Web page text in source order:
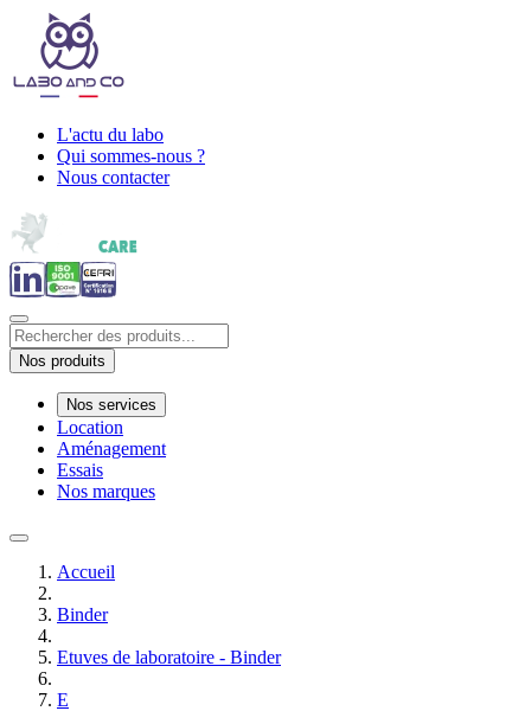
L'actu du labo
Qui sommes-nous ?
Nous contacter
Nos produits
Nos services
Location
Aménagement
Essais
Nos marques
Accueil
Binder
Etuves de laboratoire - Binder
E